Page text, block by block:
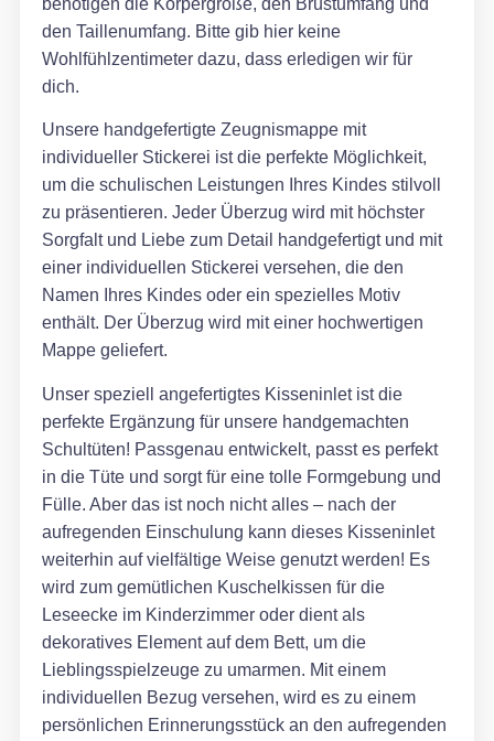
den Taillenumfang. Bitte gib hier keine
Wohlfühlzentimeter dazu, dass erledigen wir für
dich.
Unsere handgefertigte Zeugnismappe mit
individueller Stickerei ist die perfekte Möglichkeit,
um die schulischen Leistungen Ihres Kindes stilvoll
zu präsentieren. Jeder Überzug wird mit höchster
Sorgfalt und Liebe zum Detail handgefertigt und mit
einer individuellen Stickerei versehen, die den
Namen Ihres Kindes oder ein spezielles Motiv
enthält. Der Überzug wird mit einer hochwertigen
Mappe geliefert.
Unser speziell angefertigtes Kisseninlet ist die
perfekte Ergänzung für unsere handgemachten
Schultüten! Passgenau entwickelt, passt es perfekt
in die Tüte und sorgt für eine tolle Formgebung und
Fülle. Aber das ist noch nicht alles – nach der
aufregenden Einschulung kann dieses Kisseninlet
weiterhin auf vielfältige Weise genutzt werden! Es
wird zum gemütlichen Kuschelkissen für die
Leseecke im Kinderzimmer oder dient als
dekoratives Element auf dem Bett, um die
Lieblingsspielzeuge zu umarmen. Mit einem
individuellen Bezug versehen, wird es zu einem
persönlichen Erinnerungsstück an den aufregenden